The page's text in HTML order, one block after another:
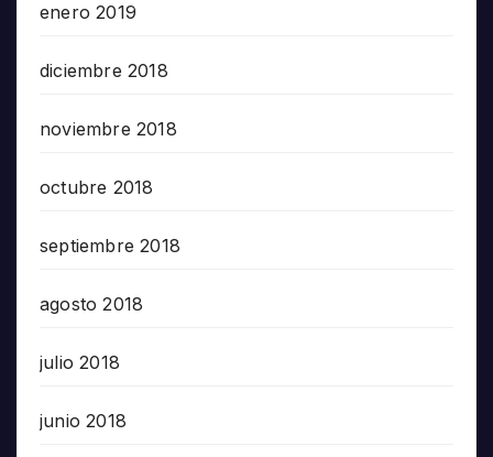
enero 2019
diciembre 2018
noviembre 2018
octubre 2018
septiembre 2018
agosto 2018
julio 2018
junio 2018